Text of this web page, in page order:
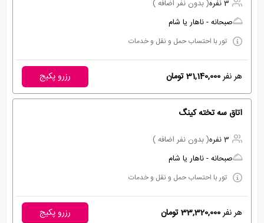
3 نفره
( بدون نفر اضافه )
صبحانه - ناهار یا شام
تور با احتساب حمل و نقل و خدمات
هر نفر31,140,000 تومان رزرو پکیج
اتاق سه تخته کینگ
3 نفره
( بدون نفر اضافه )
صبحانه - ناهار یا شام
تور با احتساب حمل و نقل و خدمات
هر نفر33,320,000 تومان رزرو پکیج